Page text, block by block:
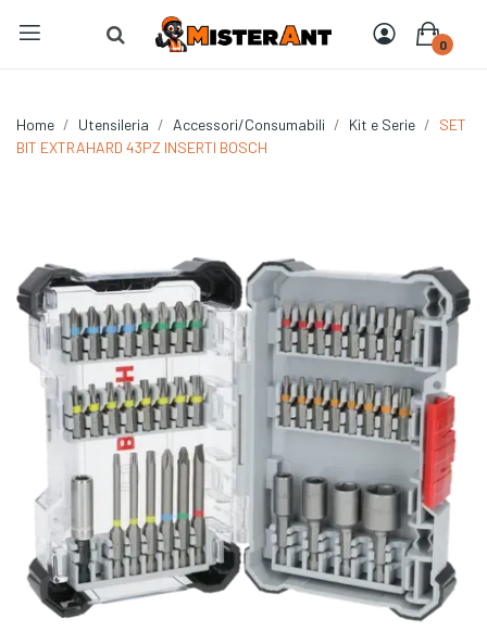
0
Home Utensileria Accessori/Consumabili Kit e Serie
SET
BIT EXTRAHARD 43PZ INSERTI BOSCH